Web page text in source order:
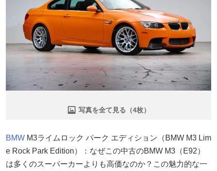
写真を全て見る（4枚）
BMW M3ライムロック パーク エディション（BMW M3 Lim
e Rock Park Edition）：なぜこの中古のBMW M3（E92）
は多くのスーパーカーよりも高価なのか？この魅力的な一